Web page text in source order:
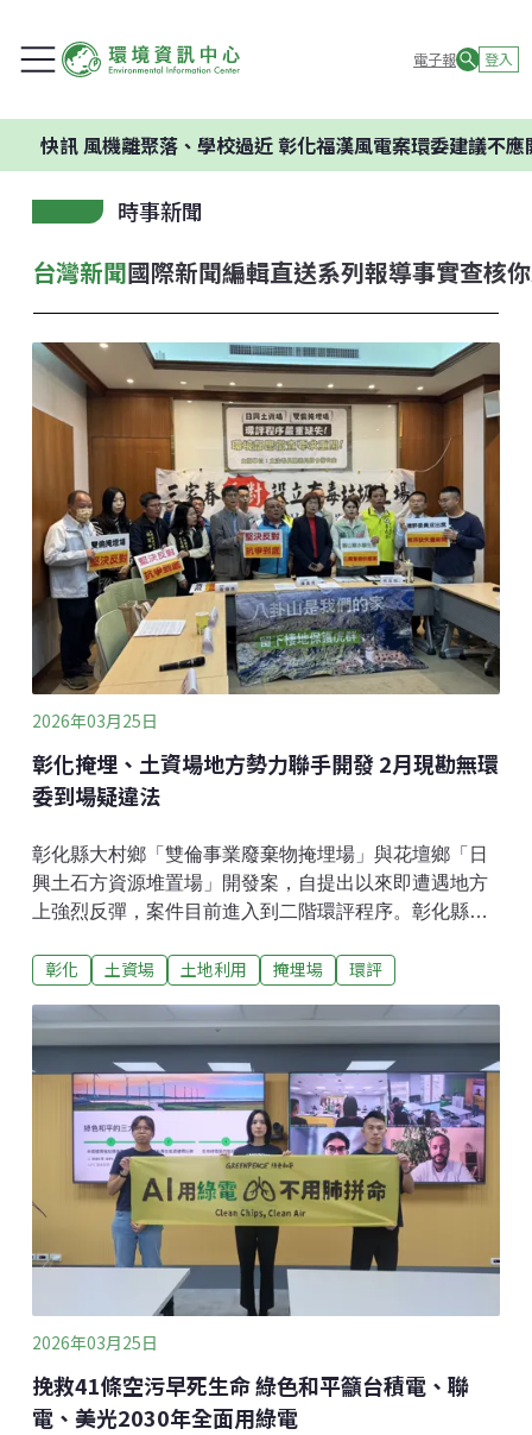
電子報 登入
機離聚落、學校過近 彰化福漢風電案環委建議不應開發
時事新聞
台灣新聞國際新聞編輯直送系列報導事實查核
2026年03月25日
彰化掩埋、土資場地方勢力聯手開發 2月現勘無環
委到場疑違法
彰化縣大村鄉「雙倫事業廢棄物掩埋場」與花壇鄉「日
興土石方資源堆置場」開發案，自提出以來即遭遇地方
上強烈反彈，案件目前進入到二階環評程序。彰化縣環
貴、多位鄉民代表與自救會代表，今（25）日於台北召
環評規定「應會同」環委現勘卻無人到場 居民質疑程序
無效彰化環盟研究員林政翰說明，今（2026）年2月上
旬，雙倫與日興兩案先後辦理現場勘查與公聽會，但當
天都沒有環評委員出席。根據《環評法》第12條明文規
定，主管機關應會同環評委員現勘，程序有明確違法，
呼籲環境部認定現勘無效，重啟相關程序。前環保署副
署長詹順貴分析，法條用字寫「應會同」環評委員，代
表這是義務，不該有缺席的情況，這是很明顯的程序瑕
疵。這兩個開發案被認定有重大環境影響才進入二階環
評，環委如果沒去現勘、對周邊環境一無所知，如何審
二階環評案件？他表示，環
彰化 土資場 土地利用 掩埋場 環評
2026年03月25日
挽救41條空污早死生命 綠色和平籲台積電、聯
電、美光2030年全面用綠電